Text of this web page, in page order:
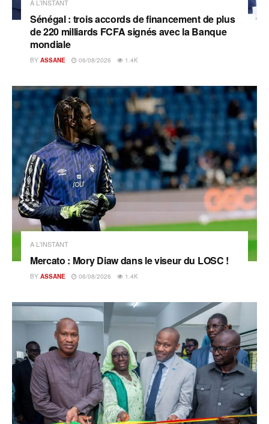
A L'INSTANT
Sénégal : trois accords de financement de plus
de 220 milliards FCFA signés avec la Banque
mondiale
BY ASSANE 06/08/2026 1.4K
A L'INSTANT
Mercato : Mory Diaw dans le viseur du LOSC !
BY ASSANE 06/08/2026 1.4K